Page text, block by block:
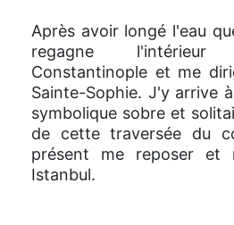
Après avoir longé l'eau
regagne
Constantinople et me
Sainte-Sophie. J'y arrive
symbolique sobre et
de cette traversée du
présent me reposer et
Istanbul.